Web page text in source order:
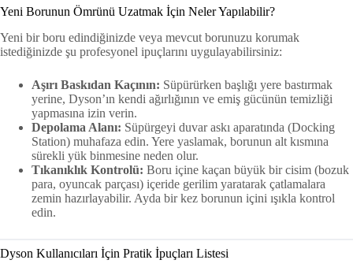
Yeni Borunun Ömrünü Uzatmak İçin Neler Yapılabilir?
Yeni bir boru edindiğinizde veya mevcut borunuzu korumak
istediğinizde şu profesyonel ipuçlarını uygulayabilirsiniz:
Aşırı Baskıdan Kaçının: Süpürürken başlığı yere bastırmak
yerine, Dyson’ın kendi ağırlığının ve emiş gücünün temizliği
yapmasına izin verin.
Depolama Alanı: Süpürgeyi duvar askı aparatında (Docking
Station) muhafaza edin. Yere yaslamak, borunun alt kısmına
sürekli yük binmesine neden olur.
Tıkanıklık Kontrolü: Boru içine kaçan büyük bir cisim (bozuk
para, oyuncak parçası) içeride gerilim yaratarak çatlamalara
zemin hazırlayabilir. Ayda bir kez borunun içini ışıkla kontrol
edin.
Dyson Kullanıcıları İçin Pratik İpuçları Listesi